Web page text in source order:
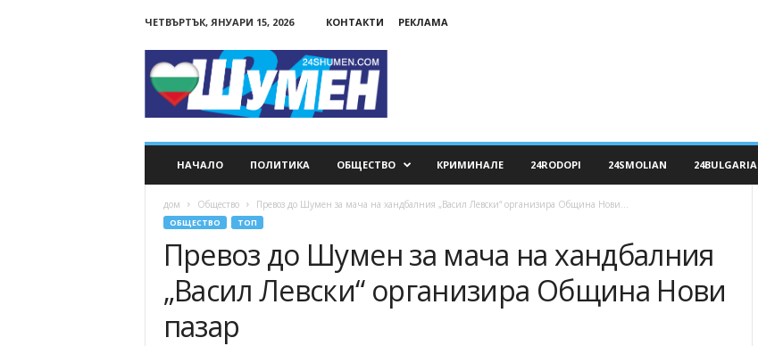
ЧЕТВЪРТЪК, ЯНУАРИ 15, 2026 КОНТАКТИ РЕКЛАМА
НАЧАЛО ПОЛИТИКА ОБЩЕСТВО КРИМИНАЛЕ 24RODOPI 24SMOLIAN 24BULGARIA
дом Общество Превоз до Шумен за мача на хандбалния „Васил Левски“ организира Община Нови...
ОБЩЕСТВО ТОП
Превоз до Шумен за мача на хандбалния
„Васил Левски“ организира Община Нови
пазар